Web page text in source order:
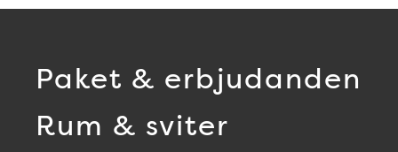
Paket & erbjudanden
Rum & sviter